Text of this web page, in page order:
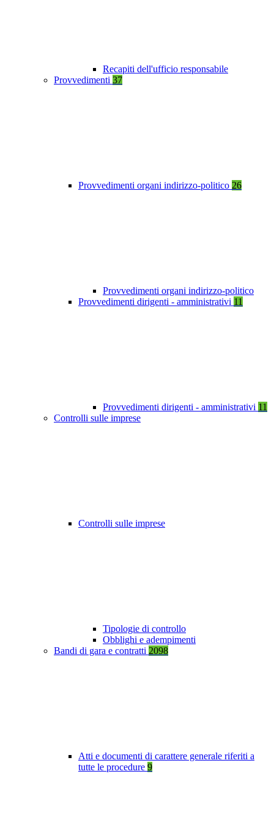
Recapiti dell'ufficio responsabile
Provvedimenti 37
Provvedimenti organi indirizzo-politico 26
Provvedimenti organi indirizzo-politico
Provvedimenti dirigenti - amministrativi 11
Provvedimenti dirigenti - amministrativi 11
Controlli sulle imprese
Controlli sulle imprese
Tipologie di controllo
Obblighi e adempimenti
Bandi di gara e contratti 2098
Atti e documenti di carattere generale riferiti a
tutte le procedure 9